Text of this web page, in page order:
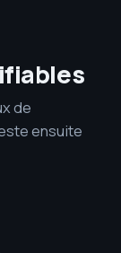
de
ensuite